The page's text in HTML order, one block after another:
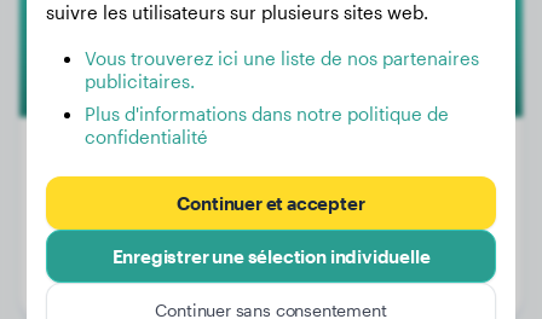
4 ans, 2 mois
Genre:
Mâle
suivre les utilisateurs sur plusieurs sites web.
Vous trouverez ici une liste de nos partenaires
publicitaires.
Plus d'informations dans notre politique de
confidentialité
Continuer et accepter
Enregistrer une sélection individuelle
Continuer sans consentement